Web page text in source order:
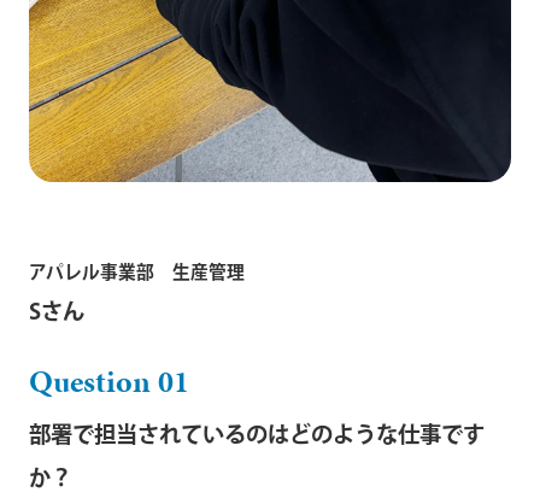
アパレル事業部 生産管理
Sさん
Question 01
部署で担当されているのはどのような仕事です
か？